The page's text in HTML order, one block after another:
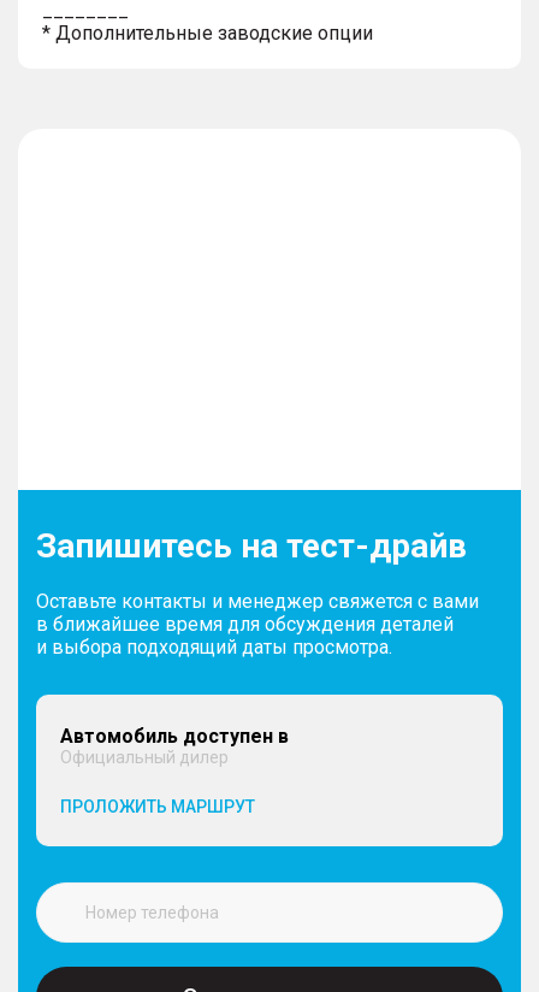
* Дополнительные заводские опции
Запишитесь на тест-драйв
Оставьте контакты и менеджер свяжется с вами
в ближайшее время для обсуждения деталей
и выбора подходящий даты просмотра.
Автомобиль доступен в
Официальный дилер
ПРОЛОЖИТЬ МАРШРУТ